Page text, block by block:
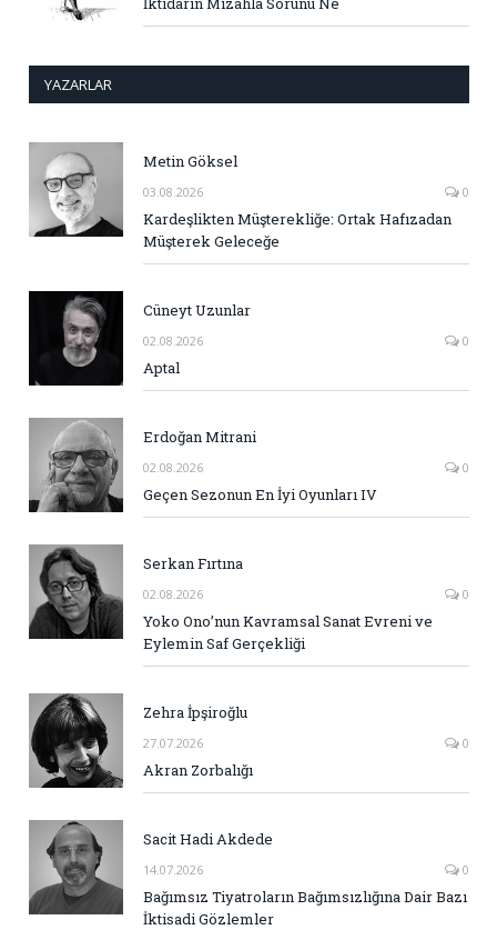
YAZARLAR
Metin Göksel
03.08.2026 0
Kardeşlikten Müşterekliğe: Ortak Hafızadan
Müşterek Geleceğe
Cüneyt Uzunlar
02.08.2026 0
Aptal
Erdoğan Mitrani
02.08.2026 0
Geçen Sezonun En İyi Oyunları IV
Serkan Fırtına
02.08.2026 0
Yoko Ono’nun Kavramsal Sanat Evreni ve
Eylemin Saf Gerçekliği
Zehra İpşiroğlu
27.07.2026 0
Akran Zorbalığı
Sacit Hadi Akdede
14.07.2026 0
Bağımsız Tiyatroların Bağımsızlığına Dair Bazı
İktisadi Gözlemler